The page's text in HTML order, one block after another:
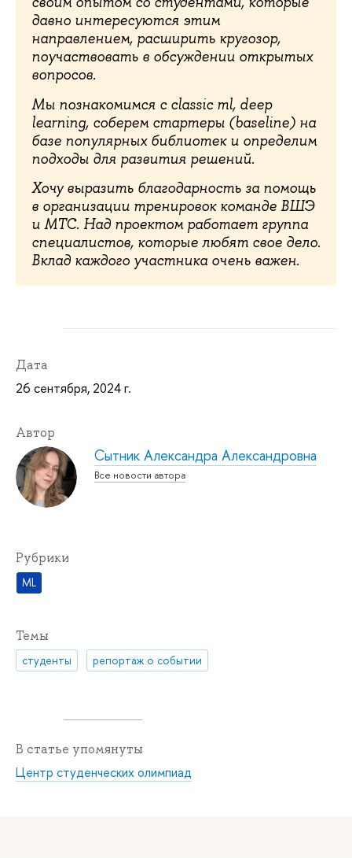
давно интересуются этим
направлением, расширить кругозор,
поучаствовать в обсуждении открытых
вопросов.
Мы познакомимся с classic ml, deep
learning, соберем стартеры (baseline) на
базе популярных библиотек и определим
подходы для развития решений.
Хочу выразить благодарность за помощь
в организации тренировок команде ВШЭ
и МТС. Над проектом работает группа
специалистов, которые любят свое дело.
Вклад каждого участника очень важен.
Дата
26 сентября, 2024 г.
Автор
Сытник Александра Александровна
Все новости автора
Рубрики
ML
Темы
студенты репортаж о событии
В статье упомянуты
Центр студенческих олимпиад